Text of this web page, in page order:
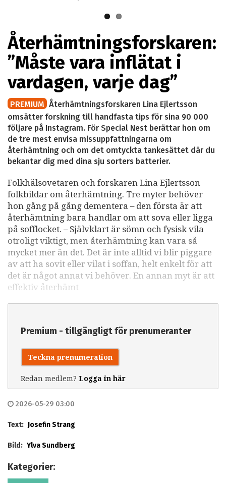
Återhämtningsforskaren:
”Måste vara inflätat i
vardagen, varje dag”
PREMIUM Återhämtningsforskaren Lina Ejlertsson
omsätter forskning till handfasta tips för sina 90 000
följare på Instagram. För Special Nest berättar hon om
de tre mest envisa missuppfattningarna om
återhämtning och om det omtyckta tankesättet där du
bekantar dig med dina sju sorters batterier.
Folkhälsovetaren och forskaren Lina Ejlertsson
folkbildar om återhämtning. Tre myter behöver
hon gång på gång dementera – den första är att
återhämtning bara handlar om att sova eller ligga
på sofflocket. – Självklart är sömn och fysisk vila
otroligt viktigt, men återhämtning kan vara så
mycket mer än det. Det är inte alltid vi blir piggare
av att ha sovit eller vilat i soffan, helt enkelt för att
det är något annat vi behöver. En annan myt är att
effektiv återhämt
Premium - tillgängligt för prenumeranter
Teckna prenumeration
Redan medlem? Logga in här
2026-05-29 03:00
Text: Josefin Strang
Bild: Ylva Sundberg
Kategorier: